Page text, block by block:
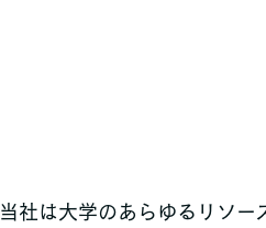
当社は大学のあらゆるリソー